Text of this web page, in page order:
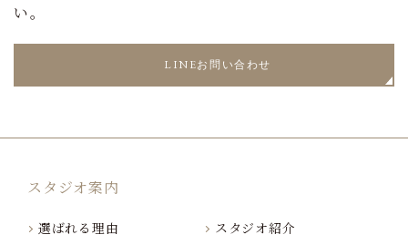
い。
LINEお問い合わせ
スタジオ案内
選ばれる理由
スタジオ紹介